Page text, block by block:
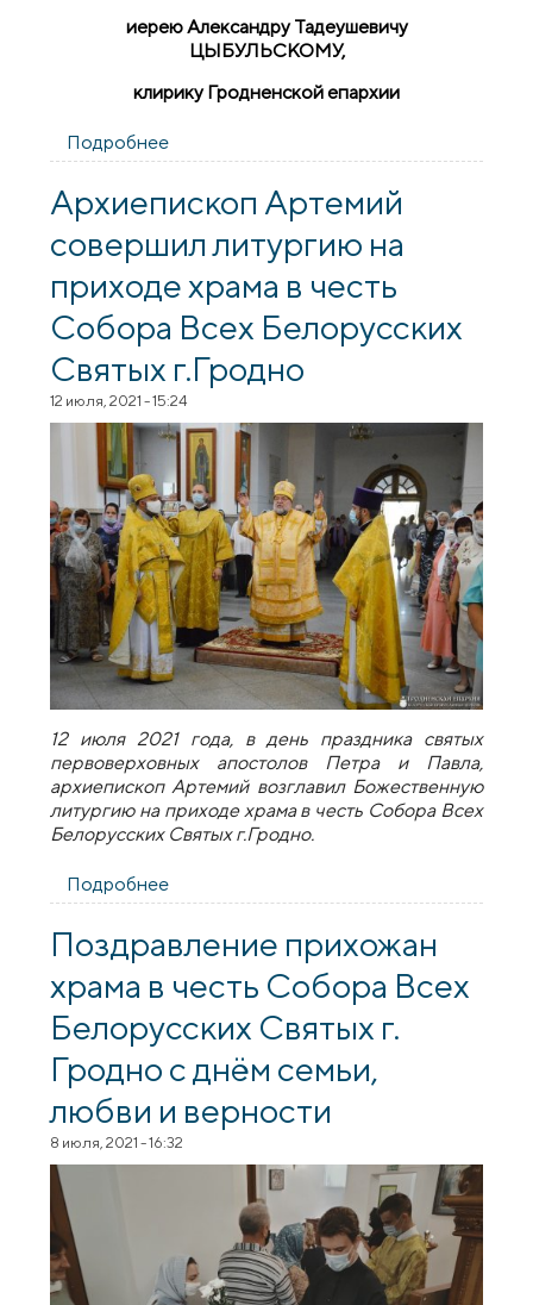
иерею Александру Тадеушевичу
ЦЫБУЛЬСКОМУ,
клирику Гродненской епархии
Подробнее
Архиепископ Артемий
совершил литургию на
приходе храма в честь
Собора Всех Белорусских
Святых г.Гродно
12 июля, 2021 - 15:24
12 июля 2021 года, в день праздника святых
первоверховных апостолов Петра и Павла,
архиепископ Артемий возглавил Божественную
литургию на приходе храма в честь Собора Всех
Белорусских Святых г.Гродно.
Подробнее
литургию на приходе храма в честь
Святых г.Гродно
Поздравление прихожан
храма в честь Собора Всех
Белорусских Святых г.
Гродно с днём семьи,
любви и верности
8 июля, 2021 - 16:32